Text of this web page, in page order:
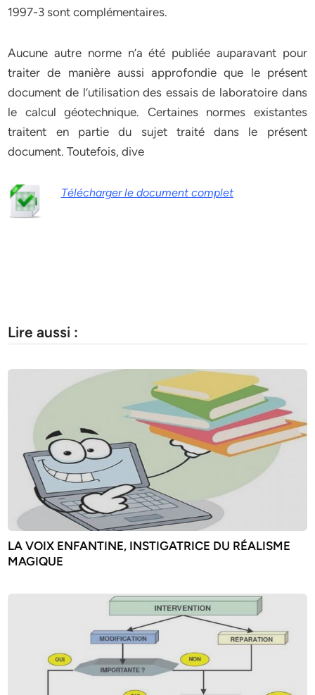
1997-3 sont complémentaires.
Aucune autre norme n’a été publiée auparavant pour
traiter de manière aussi approfondie que le présent
document de l’utilisation des essais de laboratoire dans
le calcul géotechnique. Certaines normes existantes
traitent en partie du sujet traité dans le présent
document. Toutefois, dive
Télécharger le document complet
Lire aussi :
LA VOIX ENFANTINE, INSTIGATRICE DU RÉALISME
MAGIQUE